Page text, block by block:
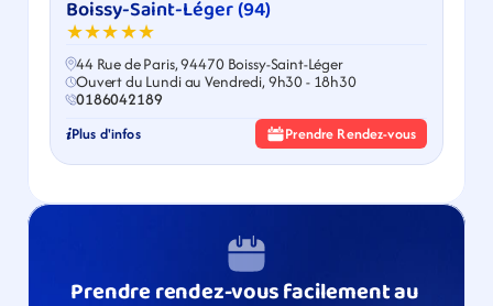
Boissy-Saint-Léger (94)
★★★★★
44 Rue de Paris, 94470 Boissy-Saint-Léger
Ouvert du Lundi au Vendredi, 9h30 - 18h30
0186042189
Plus d'infos Prendre Rendez-vous
Prendre rendez-vous facilement au